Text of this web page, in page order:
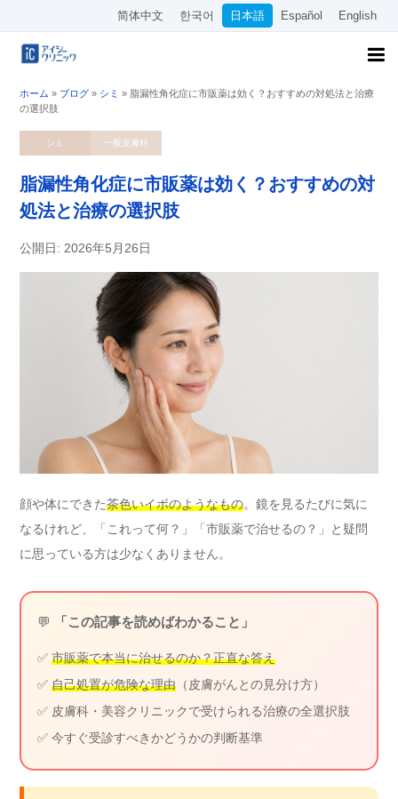
简体中文 한국어 日本語 Español English
ホーム » ブログ » シミ » 脂漏性角化症に市販薬は効く？おすすめの対処法と治療
の選択肢
シミ 一般皮膚科
脂漏性角化症に市販薬は効く？おすすめの対
処法と治療の選択肢
公開日: 2026年5月26日
顔や体にできた茶色いイボのようなもの。鏡を見るたびに気に
なるけれど、「これって何？」「市販薬で治せるの？」と疑問
に思っている方は少なくありません。
💬 「この記事を読めばわかること」
✅ 市販薬で本当に治せるのか？正直な答え
✅ 自己処置が危険な理由 （皮膚がんとの見分け方）
✅ 皮膚科・美容クリニックで受けられる治療の全選択肢
✅ 今すぐ受診すべきかどうかの判断基準